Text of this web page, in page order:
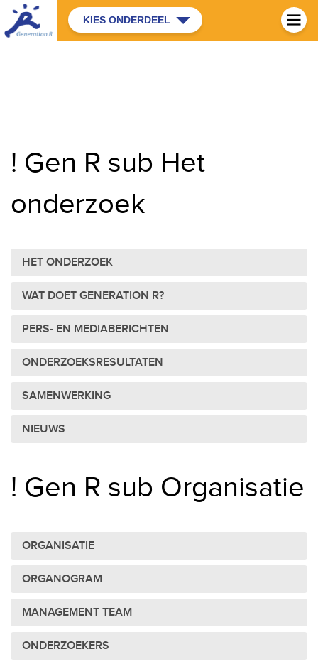
KIES ONDERDEEL
! Gen R sub Het
onderzoek
HET ONDERZOEK
WAT DOET GENERATION R?
PERS- EN MEDIABERICHTEN
ONDERZOEKSRESULTATEN
SAMENWERKING
NIEUWS
! Gen R sub Organisatie
ORGANISATIE
ORGANOGRAM
MANAGEMENT TEAM
ONDERZOEKERS